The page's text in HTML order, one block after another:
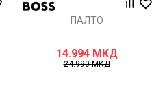
ПАЛТО
14.994 МКД
24.990МКД